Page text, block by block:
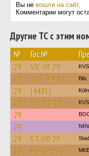
Вы не вошли на сайт.
Комментарии могут
Другие ТС с этим
№ Гос.№
29 VIE-VF 29
29 WAF-PA 402 Bils
29 [4481]
29 VIE-DD 29
29
29
29 GT-UD 29
29 MI-NP 29